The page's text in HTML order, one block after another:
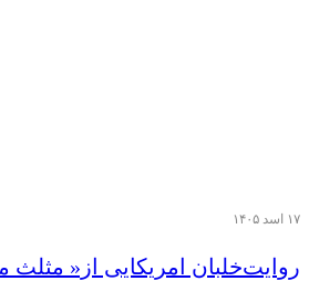
۱۷ اسد ۱۴۰۵
روایت‌خلبان امریکایی از«